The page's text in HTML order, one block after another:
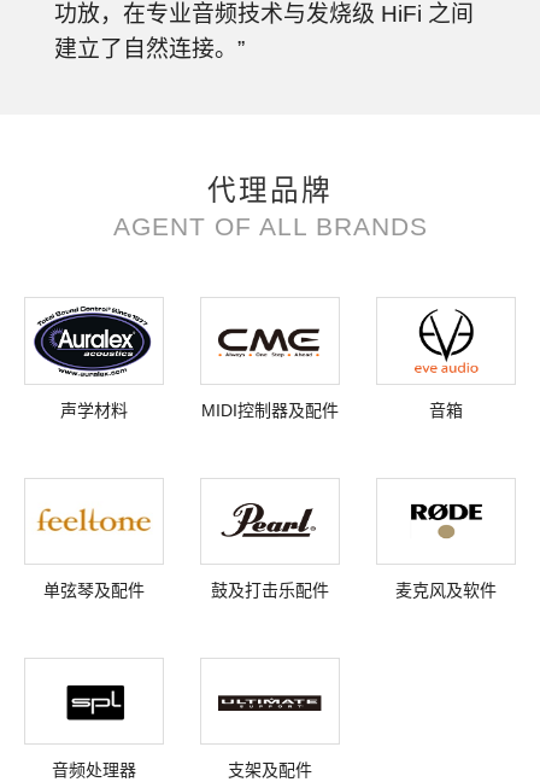
功放，在专业音频技术与发烧级 HiFi 之间
建立了自然连接。”
代理品牌
AGENT OF ALL BRANDS
声学材料 MIDI控制器及配件 音箱
单弦琴及配件 鼓及打击乐配件 麦克风及软件
音频处理器 支架及配件